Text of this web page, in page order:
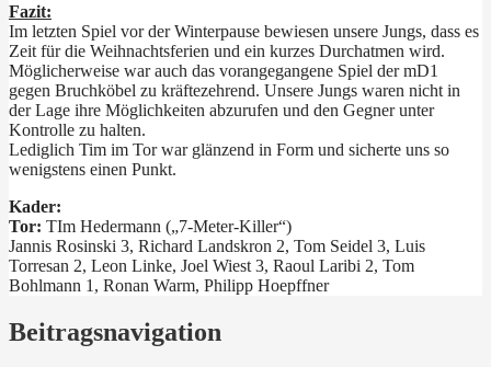
Fazit:
Im letzten Spiel vor der Winterpause bewiesen unsere Jungs, dass es
Zeit für die Weihnachtsferien und ein kurzes Durchatmen wird.
Möglicherweise war auch das vorangegangene Spiel der mD1
gegen Bruchköbel zu kräftezehrend. Unsere Jungs waren nicht in
der Lage ihre Möglichkeiten abzurufen und den Gegner unter
Kontrolle zu halten.
Lediglich Tim im Tor war glänzend in Form und sicherte uns so
wenigstens einen Punkt.
Kader:
Tor: TIm Hedermann („7-Meter-Killer“)
Jannis Rosinski 3, Richard Landskron 2, Tom Seidel 3, Luis
Torresan 2, Leon Linke, Joel Wiest 3, Raoul Laribi 2, Tom
Bohlmann 1, Ronan Warm, Philipp Hoepffner
Beitragsnavigation